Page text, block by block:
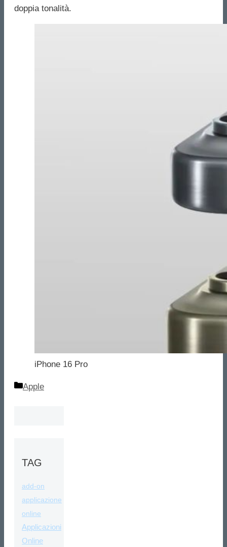
doppia tonalità.
iPhone 16 Pro
Categorie
Apple
TAG
add-on
applicazione
online
Applicazioni
Online